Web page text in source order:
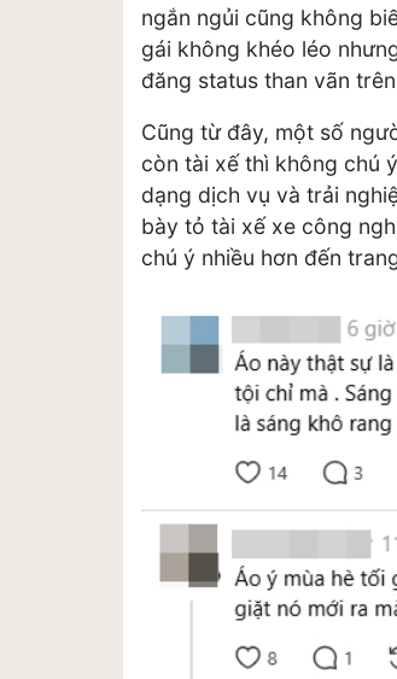
ngắn ngủi cũng không
gái không khéo léo
đăng status than vãn
Cũng từ đây, một số
còn tài xế thì không chú
dạng dịch vụ và trải
bày tỏ tài xế xe công
chú ý nhiều hơn đến